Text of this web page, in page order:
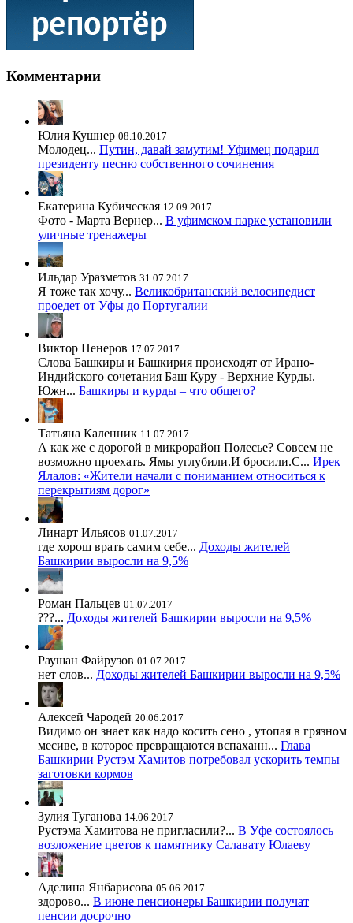
Комментарии
Юлия Кушнер 08.10.2017
Молодец... Путин, давай замутим! Уфимец подарил
президенту песню собственного сочинения
Екатерина Кубическая 12.09.2017
Фото - Марта Вернер... В уфимском парке установили
уличные тренажеры
Ильдар Уразметов 31.07.2017
Я тоже так хочу... Великобританский велосипедист
проедет от Уфы до Португалии
Виктор Пенеров 17.07.2017
Слова Башкиры и Башкирия происходят от Ирано-
Индийского сочетания Баш Куру - Верхние Курды.
Южн... Башкиры и курды – что общего?
Татьяна Каленник 11.07.2017
А как же с дорогой в микрорайон Полесье? Совсем не
возможно проехать. Ямы углубили.И бросили.С... Ирек
Ялалов: «Жители начали с пониманием относиться к
перекрытиям дорог»
Линарт Ильясов 01.07.2017
где хорош врать самим себе... Доходы жителей
Башкирии выросли на 9,5%
Роман Пальцев 01.07.2017
???... Доходы жителей Башкирии выросли на 9,5%
Раушан Файрузов 01.07.2017
нет слов... Доходы жителей Башкирии выросли на 9,5%
Алексей Чародей 20.06.2017
Видимо он знает как надо косить сено , утопая в грязном
месиве, в которое превращаются вспаханн... Глава
Башкирии Рустэм Хамитов потребовал ускорить темпы
заготовки кормов
Зулия Туганова 14.06.2017
Рустэма Хамитова не пригласили?... В Уфе состоялось
возложение цветов к памятнику Салавату Юлаеву
Аделина Янбарисова 05.06.2017
здорово... В июне пенсионеры Башкирии получат
пенсии досрочно